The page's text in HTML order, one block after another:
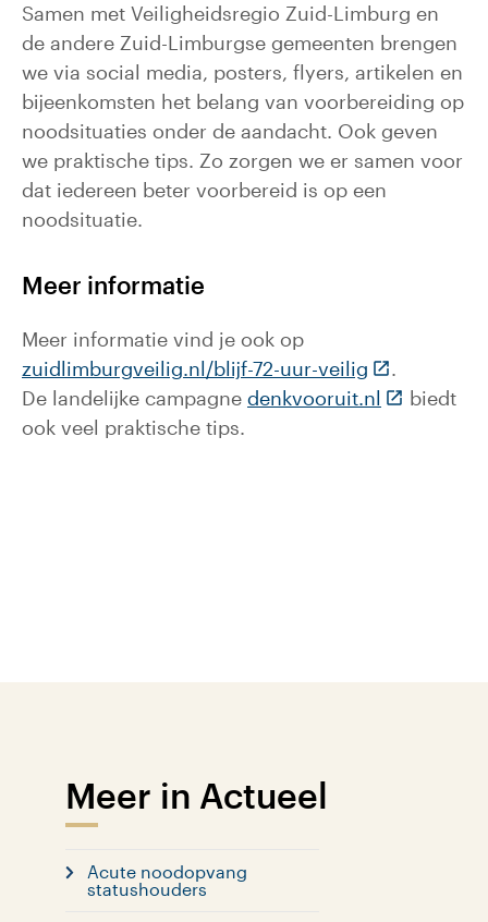
Samen met Veiligheidsregio Zuid-Limburg en
de andere Zuid-Limburgse gemeenten brengen
we via social media, posters, flyers, artikelen en
bijeenkomsten het belang van voorbereiding op
noodsituaties onder de aandacht. Ook geven
we praktische tips. Zo zorgen we er samen voor
dat iedereen beter voorbereid is op een
noodsituatie.
Meer informatie
Meer informatie vind je ook op
zuidlimburgveilig.nl/blijf-72-uur-veilig (Deze link
.
De landelijke campagne denkvooruit.nl (Deze link
biedt
ook veel praktische tips.
Meer in Actueel
Acute noodopvang
statushouders